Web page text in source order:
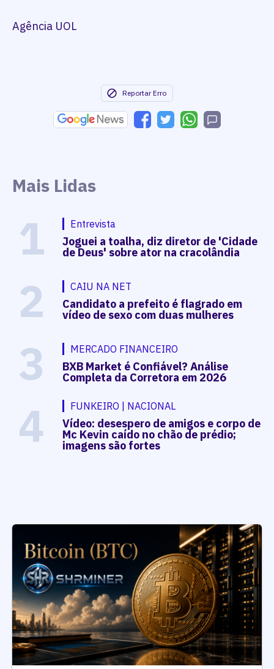
Agência UOL
Reportar Erro
Mais Lidas
1 Entrevista
Joguei a toalha, diz diretor de 'Cidade
de Deus' sobre ator na cracolândia
2 CAIU NA NET
Candidato a prefeito é flagrado em
vídeo de sexo com duas mulheres
3 MERCADO FINANCEIRO
BXB Market é Confiável? Análise
Completa da Corretora em 2026
4 FUNKEIRO | NACIONAL
Vídeo: desespero de amigos e corpo de
Mc Kevin caído no chão de prédio;
imagens são fortes